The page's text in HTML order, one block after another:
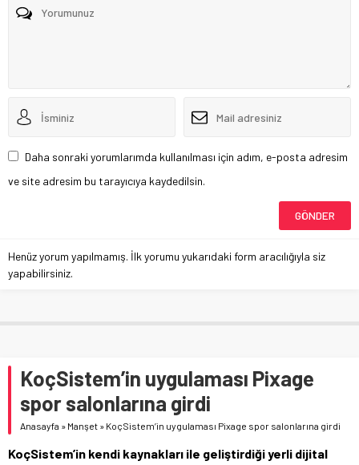
Daha sonraki yorumlarımda kullanılması için adım, e-posta adresim
ve site adresim bu tarayıcıya kaydedilsin.
Henüz yorum yapılmamış. İlk yorumu yukarıdaki form aracılığıyla siz
yapabilirsiniz.
KoçSistem’in uygulaması Pixage
spor salonlarına girdi
Anasayfa » Manşet » KoçSistem’in uygulaması Pixage spor salonlarına girdi
KoçSistem’in kendi kaynakları ile geliştirdiği yerli dijital